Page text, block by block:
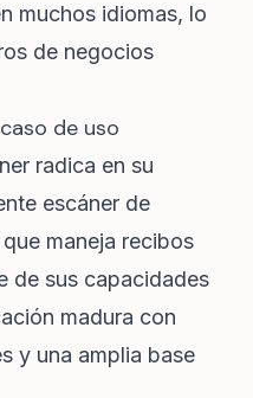
muchos idiomas, lo
de negocios
de uso
radica en su
escáner de
maneja recibos
de sus capacidades
madura con
y una amplia base